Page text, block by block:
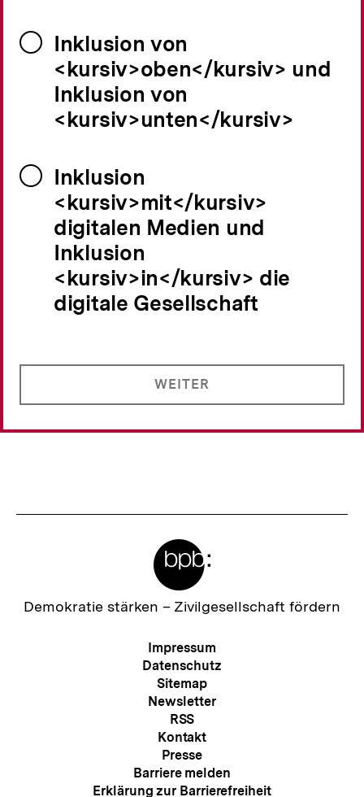
Inklusion von
<kursiv>oben</kursiv> und
Inklusion von
<kursiv>unten</kursiv>
Inklusion
<kursiv>mit</kursiv>
digitalen Medien und
Inklusion
<kursiv>in</kursiv> die
digitale Gesellschaft
WEITER
Zur
Demokratie stärken – Zivilgesellschaft fördern
Meta-
Navigation
Impressum
Datenschutz
Sitemap
Newsletter
RSS
Kontakt
Presse
Barriere melden
Erklärung zur Barrierefreiheit